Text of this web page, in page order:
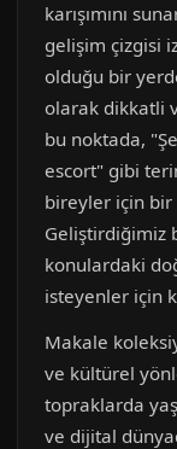
karışımını
gelişim çizgisi
olduğu bir
olarak dikkatli
bu noktada,
escort" gibi
bireyler için bir
Geliştirdiğimiz
konulardaki
isteyenler için
Makale
ve kültürel
topraklarda
ve dijital